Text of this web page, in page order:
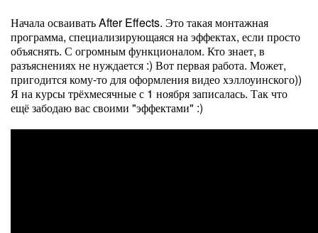
Начала осваивать After Effects. Это такая монтажная
программа, специализирующаяся на эффектах, если просто
объяснять. С огромным функционалом. Кто знает, в
разъяснениях не нуждается :) Вот первая работа. Может,
пригодится кому-то для оформления видео хэллоуинского))
Я на курсы трёхмесячные с 1 ноября записалась. Так что
ещё забодаю вас своими "эффектами" :)